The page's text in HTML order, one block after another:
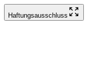
Haftungsausschluss